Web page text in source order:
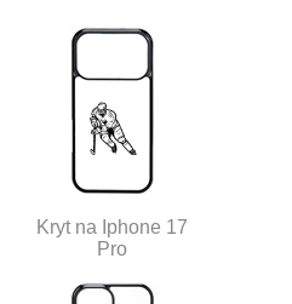
Kryt na Iphone 17
Pro